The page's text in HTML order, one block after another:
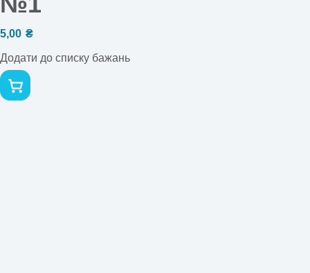
5,00 ₴
Додати до списку бажань